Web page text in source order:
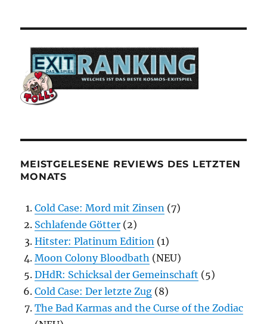
MEISTGELESENE REVIEWS DES LETZTEN
MONATS
Cold Case: Mord mit Zinsen (7)
Schlafende Götter (2)
Hitster: Platinum Edition (1)
Moon Colony Bloodbath (NEU)
DHdR: Schicksal der Gemeinschaft (5)
Cold Case: Der letzte Zug (8)
The Bad Karmas and the Curse of the Zodiac